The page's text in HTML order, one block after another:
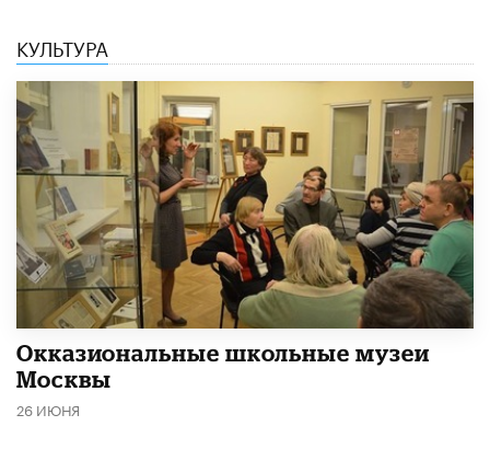
КУЛЬТУРА
​Окказиональные школьные музеи
Москвы
26 ИЮНЯ